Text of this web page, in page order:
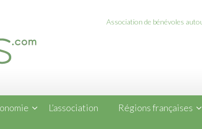
Association de bénévoles
L’association Régions françaises